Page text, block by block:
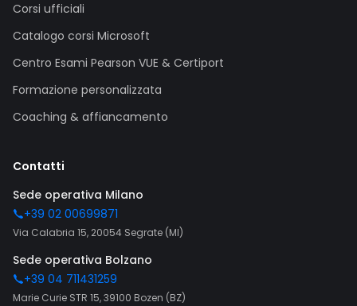
Corsi ufficiali
Catalogo corsi Microsoft
Centro Esami Pearson VUE & Certiport
Formazione personalizzata
Coaching & affiancamento
Contatti
Sede operativa Milano
+39 02 00699871
Via Calabria 15, 20054 Segrate (MI)
Sede operativa Bolzano
+39 04 711431259
Marie Curie STR 15, 39100 Bozen (BZ)